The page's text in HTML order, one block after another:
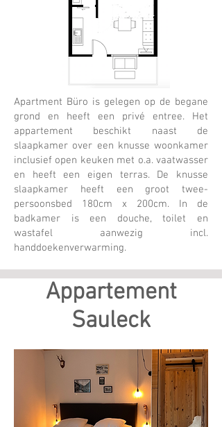
Apartment Büro is gelegen op de begane
grond en heeft een privé entree. Het
appartement beschikt naast de
slaapkamer over een knusse woonkamer
inclusief open keuken met o.a. vaatwasser
en heeft een eigen terras. De knusse
slaapkamer heeft een groot twee-
persoonsbed 180cm x 200cm. In de
badkamer is een douche, toilet en
wastafel aanwezig incl.
handdoekenverwarming.
Appartement
Sauleck